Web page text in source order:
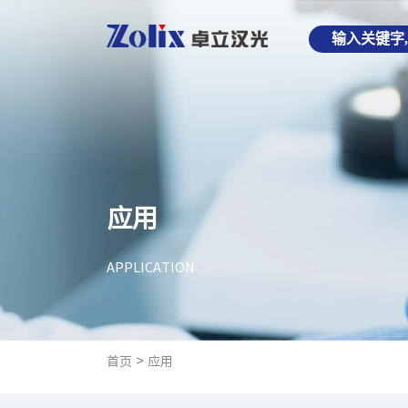
应用
APPLICATION
首页 > 应用